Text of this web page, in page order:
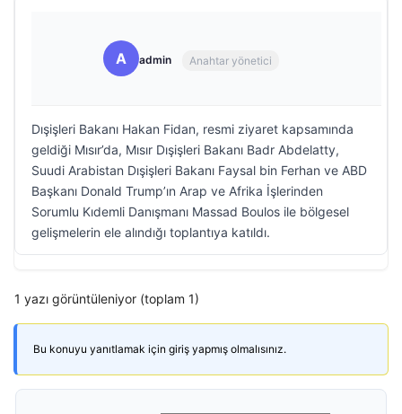
A admin Anahtar yönetici
Dışişleri Bakanı Hakan Fidan, resmi ziyaret kapsamında
geldiği Mısır’da, Mısır Dışişleri Bakanı Badr Abdelatty,
Suudi Arabistan Dışişleri Bakanı Faysal bin Ferhan ve ABD
Başkanı Donald Trump’ın Arap ve Afrika İşlerinden
Sorumlu Kıdemli Danışmanı Massad Boulos ile bölgesel
gelişmelerin ele alındığı toplantıya katıldı.
1 yazı görüntüleniyor (toplam 1)
Bu konuyu yanıtlamak için giriş yapmış olmalısınız.